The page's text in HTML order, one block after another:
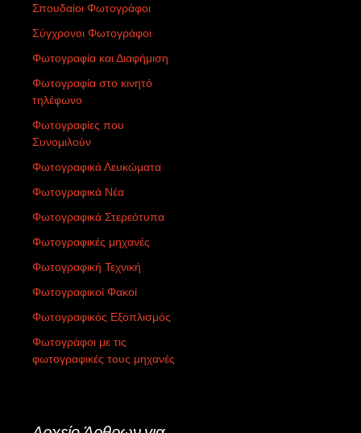
Σπουδαίοι Φωτογράφοι
Σύγχρονοι Φωτογράφοι
Φωτογραφία και Διαφήμιση
Φωτογραφία στο κινητό
τηλέφωνο
Φωτογραφίες που
Συνομιλούν
Φωτογραφικά Λευκώματα
Φωτογραφικά Νέα
Φωτογραφικά Στερεότυπα
Φωτογραφικές μηχανές
Φωτογραφική Τεχνική
Φωτογραφικοί Φακοί
Φωτογραφικός Εξοπλισμός
Φωτογράφοι με τις
φωτογραφικές τους μηχανές